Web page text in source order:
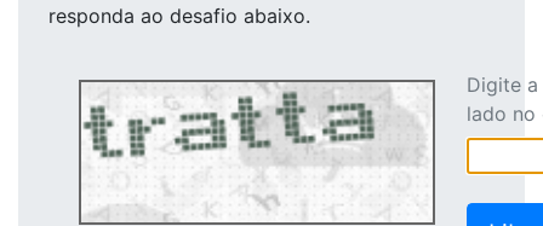
responda ao desafio abaixo.
Digite
lado no